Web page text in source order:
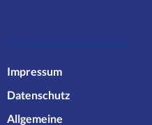
Impressum
Datenschutz
Allgemeine